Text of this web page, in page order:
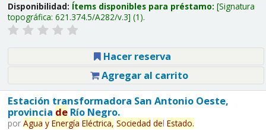
Disponibilidad: Ítems disponibles para préstamo: Signatura
topográfica: 621.374.5/A282/v.3 (1).
Hacer reserva
Agregar al carrito
Estación transformadora San Antonio Oeste,
provincia deRío Negro.
por Agua y Energía Eléctrica, Sociedad del Estado.